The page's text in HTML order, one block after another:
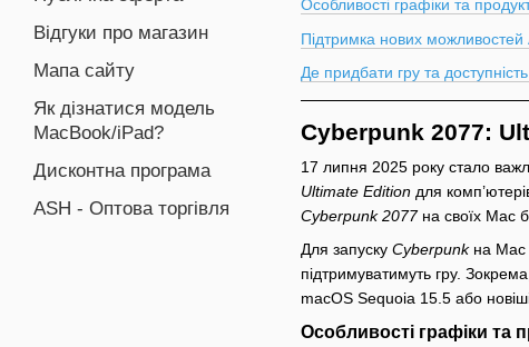
Особливості графіки та
Підтримка нових можливостей
Де придбати гру та
Cyberpunk 2077:
17 липня 2025 року стало
Ultimate Edition для
Cyberpunk 2077на своїх Mac
Для запуску Cyberpunkна Mac
підтримуватимуть гру.
macOS Sequoia 15.5 або
Особливості графіки та
Відгуки про магазин
Мапа сайту
Як дізнатися модель
MacBook/iPad?
Дисконтна програма
ASH - Оптова торгівля